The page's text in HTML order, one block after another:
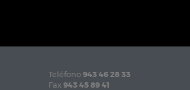
Teléfono 943 46 28 33
Fax 943 45 89 41